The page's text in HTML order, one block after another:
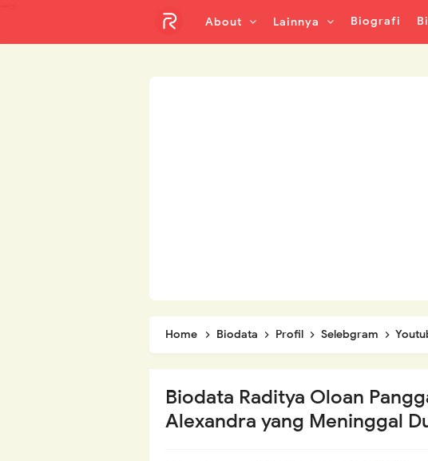
About Lainnya Biografi
Home Biodata Profil Selebgram
Biodata Raditya Oloan
Alexandra yang Meninggal